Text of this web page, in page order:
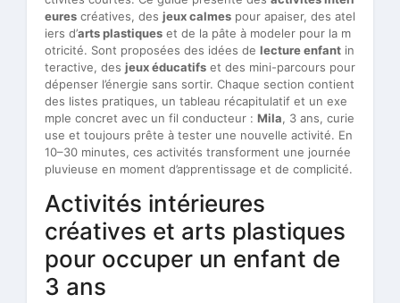
eures créatives, des jeux calmes pour apaiser, des atel
iers d’arts plastiques et de la pâte à modeler pour la m
otricité. Sont proposées des idées de lecture enfant in
teractive, des jeux éducatifs et des mini-parcours pour
dépenser l’énergie sans sortir. Chaque section contient
des listes pratiques, un tableau récapitulatif et un exe
mple concret avec un fil conducteur : Mila, 3 ans, curie
use et toujours prête à tester une nouvelle activité. En
10–30 minutes, ces activités transforment une journée
pluvieuse en moment d’apprentissage et de complicité.
Activités intérieures
créatives et arts plastiques
pour occuper un enfant de
3 ans